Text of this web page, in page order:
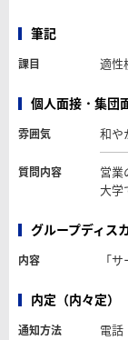
筆記
課目 適性
個人面接・集団
雰囲気 和や
質問内容
営業
大学
グループディス
内容 「
内定（内々定）
通知方法 電話